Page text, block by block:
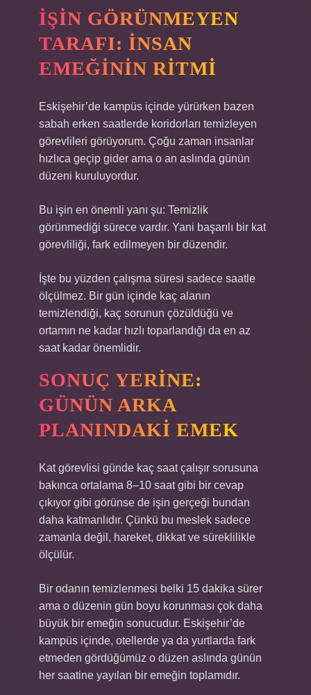
İŞIN GÖRÜNMEYEN
TARAFI: İNSAN
EMEĞININ RITMI
Eskişehir’de kampüs içinde yürürken bazen
sabah erken saatlerde koridorları temizleyen
görevlileri görüyorum. Çoğu zaman insanlar
hızlıca geçip gider ama o an aslında günün
düzeni kuruluyordur.
Bu işin en önemli yanı şu: Temizlik
görünmediği sürece vardır. Yani başarılı bir kat
görevliliği, fark edilmeyen bir düzendir.
İşte bu yüzden çalışma süresi sadece saatle
ölçülmez. Bir gün içinde kaç alanın
temizlendiği, kaç sorunun çözüldüğü ve
ortamın ne kadar hızlı toparlandığı da en az
saat kadar önemlidir.
SONUÇ YERINE:
GÜNÜN ARKA
PLANINDAKI EMEK
Kat görevlisi günde kaç saat çalışır sorusuna
bakınca ortalama 8–10 saat gibi bir cevap
çıkıyor gibi görünse de işin gerçeği bundan
daha katmanlıdır. Çünkü bu meslek sadece
zamanla değil, hareket, dikkat ve süreklilikle
ölçülür.
Bir odanın temizlenmesi belki 15 dakika sürer
ama o düzenin gün boyu korunması çok daha
büyük bir emeğin sonucudur. Eskişehir’de
kampüs içinde, otellerde ya da yurtlarda fark
etmeden gördüğümüz o düzen aslında günün
her saatine yayılan bir emeğin toplamıdır.